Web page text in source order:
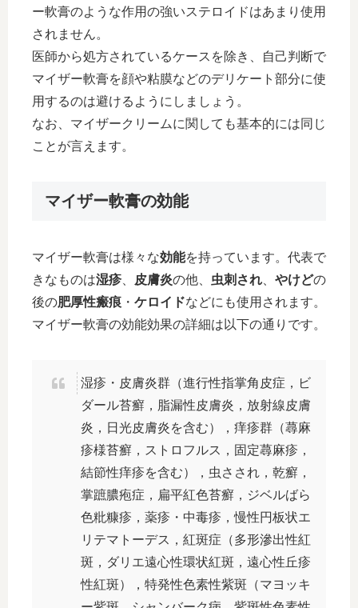
ー軟膏のような作用の強いステロイドはあまり使用
されません。
医師から処方されているケースを除き、自己判断で
マイザー軟膏を顔や粘膜などのデリケート部分に使
用するのは避けるようにしましょう。
なお、マイザークリームに関しても基本的には同じ
ことが言えます。
マイザー軟膏の効能
マイザー軟膏は様々な効能を持っています。代表で
きなものは湿疹、 皮膚炎の他、 虫刺され やけどの
後の肥厚性瘢痕 ・ ケロイドなどにも使用されます。
マイザー軟膏の効能効果の詳細は以下の通りです。
湿疹・皮膚炎群（進行性指掌角皮症，ビ
ダール苔癬，脂漏性皮膚炎，放射線皮膚
炎，日光皮膚炎を含む），痒疹群（蕁麻
疹様苔癬，ストロフルス，固定蕁麻疹，
結節性痒疹を含む），虫さされ，乾癬，
掌蹠膿疱症，扁平紅色苔癬，ジベルばら
色粃糠疹，薬疹・中毒疹，慢性円板状エ
リテマトーデス，紅斑症（多形滲出性紅
斑，ダリエ遠心性環状紅斑，遠心性丘疹
性紅斑），特発性色素性紫斑（マヨッキ